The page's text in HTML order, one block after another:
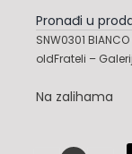
Pronađi u
SNW0301
oldFrateli –
Na zalihama